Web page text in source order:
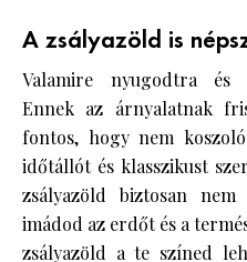
A zsályazöld is
Valamire nyugodtra és
Ennek az árnyalatnak
fontos, hogy nem
időtállót és klasszikust
zsályazöld biztosan
imádod az erdőt és a
zsályazöld a te színed